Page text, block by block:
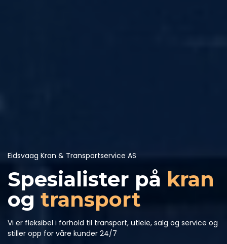
Eidsvaag Kran & Transportservice AS
Spesialister på kran
og transport
Vi er fleksibel i forhold til transport, utleie, salg og service og
stiller opp for våre kunder 24/7